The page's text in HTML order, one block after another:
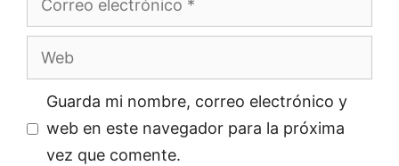
electrónico
Web
Guarda mi nombre, correo electrónico y
web en este navegador para la próxima
vez que comente.